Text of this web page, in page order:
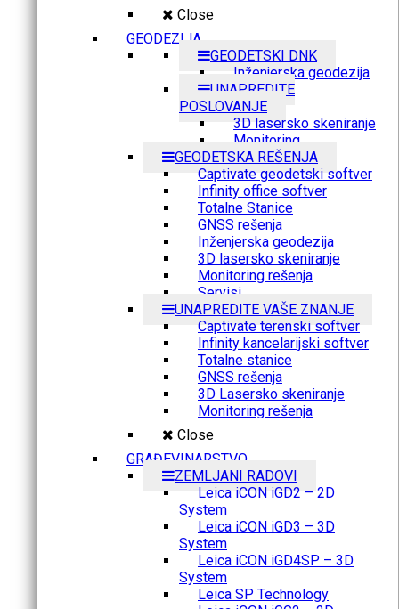
Close
GEODEZIJA
GEODETSKI DNK
Inženjerska geodezija
UNAPREDITE
POSLOVANJE
3D lasersko skeniranje
Monitoring
GEODETSKA REŠENJA
Captivate geodetski softver
Infinity office softver
Totalne Stanice
GNSS rešenja
Inženjerska geodezija
3D lasersko skeniranje
Monitoring rešenja
Servisi
UNAPREDITE VAŠE ZNANJE
Captivate terenski softver
Infinity kancelarijski softver
Totalne stanice
GNSS rešenja
3D Lasersko skeniranje
Monitoring rešenja
Close
GRAĐEVINARSTVO
ZEMLJANI RADOVI
Leica iCON iGD2 – 2D
System
Leica iCON iGD3 – 3D
System
Leica iCON iGD4SP – 3D
System
Leica SP Technology